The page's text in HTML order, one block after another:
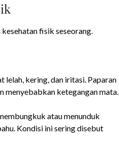
fisik seseorang.
lelah, kering, dan iritasi. Paparan
menyebabkan ketegangan mata.
atau menunduk
Kondisi ini sering disebut